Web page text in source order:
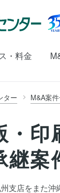
・料金
ター M&A案
・
案
支店をまた